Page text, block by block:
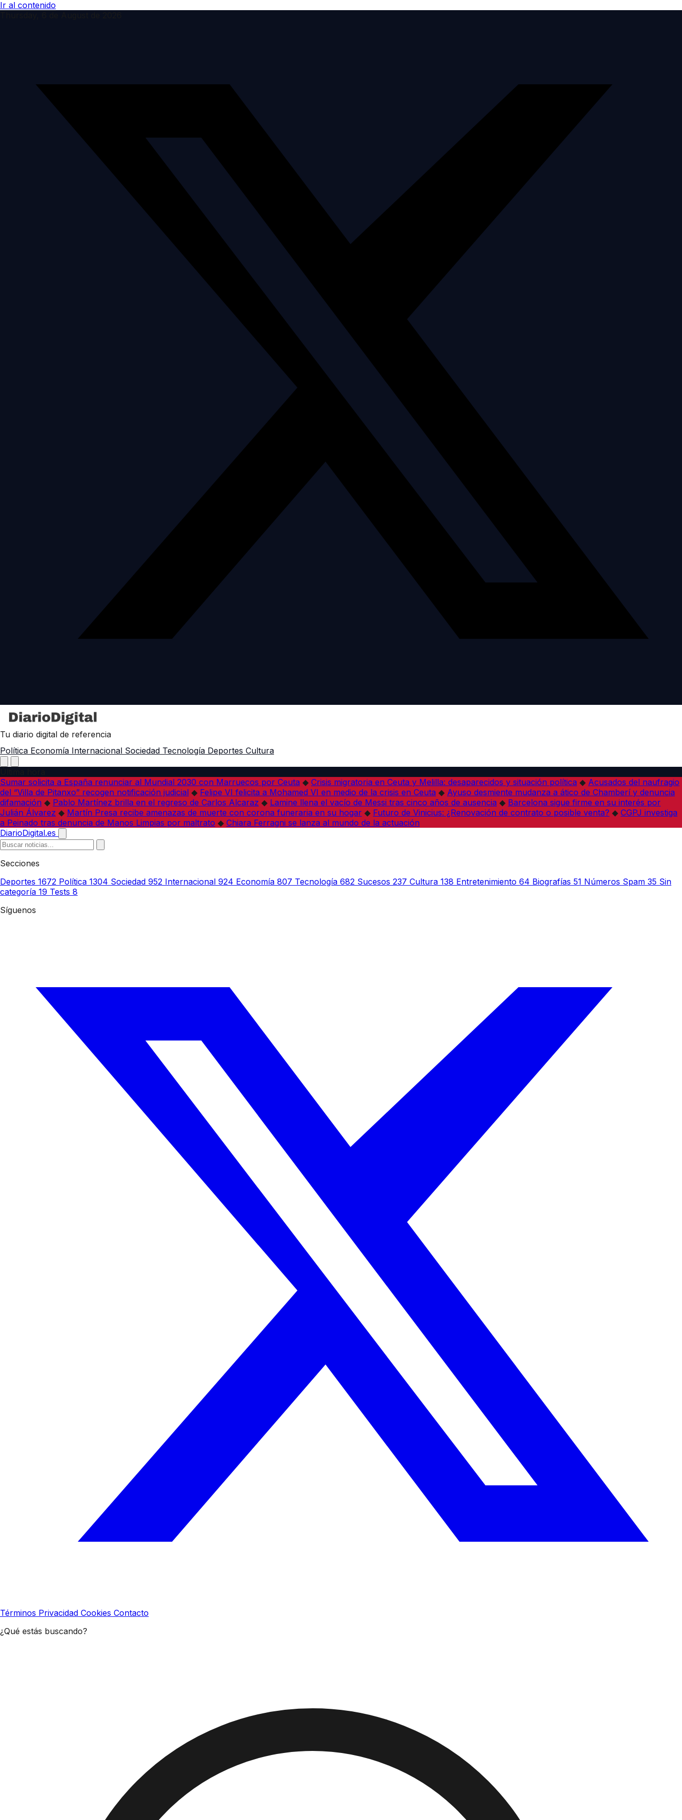
Ir al contenido
Tu diario digital de referencia
Política Economía Internacional Sociedad Tecnología Deportes Cultura
Sumar solicita a España renunciar al Mundial 2030 con Marruecos por Ceuta ◆ Crisis migratoria en Ceuta y Melilla: desaparecidos y situación política ◆ Acusados del naufragio
del “Villa de Pitanxo” recogen notificación judicial ◆ Felipe VI felicita a Mohamed VI en medio de la crisis en Ceuta ◆ Ayuso desmiente mudanza a ático de Chamberí y denuncia
difamación ◆ Pablo Martínez brilla en el regreso de Carlos Alcaraz ◆ Lamine llena el vacío de Messi tras cinco años de ausencia ◆ Barcelona sigue firme en su interés por
Julián Álvarez ◆ Martín Presa recibe amenazas de muerte con corona funeraria en su hogar ◆ Futuro de Vinicius: ¿Renovación de contrato o posible venta? ◆ CGPJ investiga
a Peinado tras denuncia de Manos Limpias por maltrato ◆ Chiara Ferragni se lanza al mundo de la actuación
DiarioDigital.es
Secciones
Deportes 1672 Política 1304 Sociedad 952 Internacional 924 Economía 807 Tecnología 682 Sucesos 237 Cultura 138 Entretenimiento 64 Biografías 51 Números Spam 35 Sin
categoría 19 Tests 8
Síguenos
Términos Privacidad Cookies Contacto
¿Qué estás buscando?